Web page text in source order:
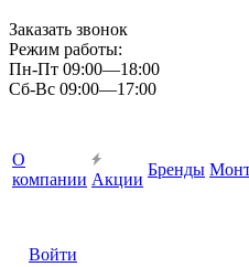
Заказать звонок
Режим работы:
Пн-Пт 09:00—18:00
Сб-Вс 09:00—17:00
О
компании Акции
Бренды
Войти